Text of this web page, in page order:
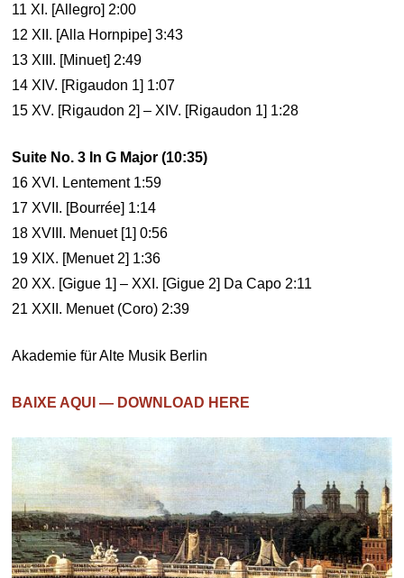
11 XI. [Allegro] 2:00
12 XII. [Alla Hornpipe] 3:43
13 XIII. [Minuet] 2:49
14 XIV. [Rigaudon 1] 1:07
15 XV. [Rigaudon 2] – XIV. [Rigaudon 1] 1:28
Suite No. 3 In G Major (10:35)
16 XVI. Lentement 1:59
17 XVII. [Bourrée] 1:14
18 XVIII. Menuet [1] 0:56
19 XIX. [Menuet 2] 1:36
20 XX. [Gigue 1] – XXI. [Gigue 2] Da Capo 2:11
21 XXII. Menuet (Coro) 2:39
Akademie für Alte Musik Berlin
BAIXE AQUI — DOWNLOAD HERE